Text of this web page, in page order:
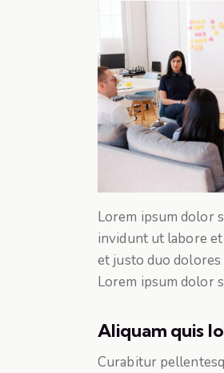
Lorem ipsum dolor
invidunt ut labore et
et justo duo dolores
Lorem ipsum dolor
Aliquam quis
Curabitur